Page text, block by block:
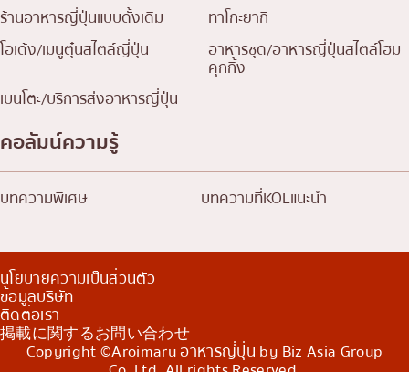
ร้านอาหารญี่ปุ่นแบบดั้งเดิม
ทาโกะยากิ
โอเด้ง/เมนูตุ๋นสไตล์ญี่ปุ่น
อาหารชุด/อาหารญี่ปุ่นสไตล์โฮม
คุกกิ้ง
เบนโตะ/บริการส่งอาหารญี่ปุ่น
คอลัมน์ความรู้
บทความพิเศษ บทความที่KOLแนะนำ
นโยบายความเป็นส่วนตัว
ข้อมูลบริษัท
ติดต่อเรา
掲載に関するお問い合わせ
Copyright ©Aroimaru อาหารญี่ปุ่น by Biz Asia Group